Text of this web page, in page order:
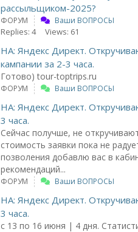
рассыльщиком-2025?
ФОРУМ Ваши ВОПРОСЫ
Replies: 4 Views: 61
НА: Яндекс Директ.
кампании за 2-3 часа.
Готово) tour-toptrips.ru
ФОРУМ Ваши ВОПРОСЫ
НА: Яндекс Директ.
3 часа.
Сейчас получше, не
стоимость заявки пока не
позволения добавлю вас в
рекомендаций...
ФОРУМ Ваши ВОПРОСЫ
НА: Яндекс Директ.
3 часа.
с 13 по 16 июня | 4 дня.